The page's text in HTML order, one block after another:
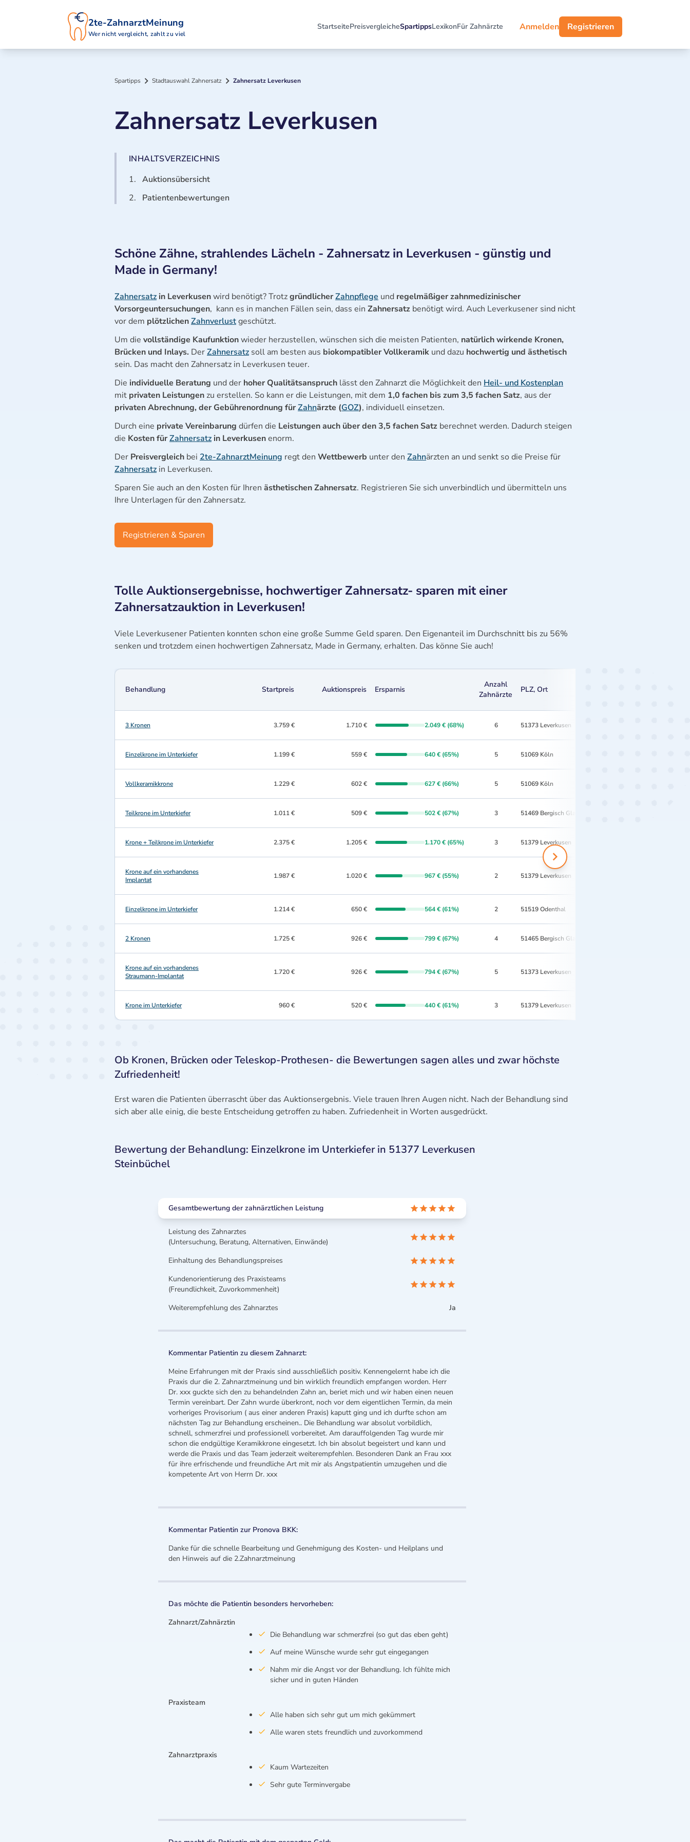
2te-ZahnarztMeinung
Wer nicht vergleicht, zahlt zu viel
StartseitePreisvergleicheSpartippsLexikonFür Zahnärzte Anmelden Registrieren
Spartipps Stadtauswahl Zahnersatz Zahnersatz Leverkusen
Zahnersatz Leverkusen
INHALTSVERZEICHNIS
1. Auktionsübersicht
2.
Patientenbewertungen
Schöne Zähne, strahlendes Lächeln - Zahnersatz in Leverkusen - günstig und
Made in Germany!
Zahnersatz in Leverkusenwird benötigt? TrotzgründlicherZahnpflege und regelmäßiger zahnmedizinischer
Vorsorgeuntersuchungen, kann es in manchen Fällen sein, dass ein Zahnersatz benötigt wird. Auch Leverkusener sind nicht
vor dem plötzlichenZahnverlustgeschützt.
Um die vollständige Kaufunktionwieder herzustellen, wünschen sich die meisten Patienten, natürlich wirkende Kronen,
Brücken und Inlays. DerZahnersatz soll am besten aus biokompatibler Vollkeramik und dazu hochwertig und ästhetisch
sein. Das macht den Zahnersatz in Leverkusen teuer.
Die individuelle Beratung und der hoher Qualitätsanspruch lässt den Zahnarzt die Möglichkeit den Heil- und Kostenplan
mit privaten Leistungen zu erstellen. So kann er die Leistungen, mit dem 1,0 fachen bis zum 3,5 fachen Satz, aus der
privaten Abrechnung, der Gebührenordnung fürZahnärzte (GOZ), individuell einsetzen.
Durch eine private Vereinbarung dürfen die Leistungen auch über den 3,5 fachen Satz berechnet werden. Dadurch steigen
die Kosten fürZahnersatz in Leverkusenenorm.
Der Preisvergleich bei 2te-ZahnarztMeinung regt den Wettbewerb unter den Zahnärzten an und senkt so die Preise für
Zahnersatz in Leverkusen.
Sparen Sie auch an den Kosten für Ihren ästhetischen Zahnersatz. Registrieren Sie sich unverbindlich und übermitteln uns
Ihre Unterlagen für den Zahnersatz.
Registrieren & Sparen
Tolle Auktionsergebnisse, hochwertiger Zahnersatz- sparen mit einer
Zahnersatzauktion in Leverkusen!
Viele Leverkusener Patienten konnten schon eine große Summe Geld sparen. Den Eigenanteil im Durchschnitt bis zu 56%
senken und trotzdem einen hochwertigen Zahnersatz, Made in Germany, erhalten. Das könne Sie auch!
Behandlung Startpreis Auktionspreis Ersparnis
Anzahl
Zahnärzte
PLZ, Ort
3 Kronen 3.759 € 1.710 € 2.049 € (68%) 6 51373 Leverkusen
Einzelkrone im Unterkiefer 1.199 € 559 € 640 € (65%) 5 51069 Köln
Vollkeramikkrone 1.229 € 602 € 627 € (66%) 5 51069 Köln
Teilkrone im Unterkiefer 1.011 € 509 € 502 € (67%) 3 51469 Bergisch Gladbach
Krone + Teilkrone im Unterkiefer 2.375 € 1.205 € 1.170 € (65%) 3 51379 Leverkusen
Krone auf ein vorhandenes
Implantat
1.987 € 1.020 € 967 € (55%) 2 51379 Leverkusen
Einzelkrone im Unterkiefer 1.214 € 650 € 564 € (61%) 2 51519 Odenthal
2 Kronen 1.725 € 926 € 799 € (67%) 4 51465 Bergisch Gladbach
Krone auf ein vorhandenes
Straumann-Implantat
1.720 € 926 € 794 € (67%) 5 51373 Leverkusen
Krone im Unterkiefer 960 € 520 € 440 € (61%) 3 51379 Leverkusen
Ob Kronen, Brücken oder Teleskop-Prothesen- die Bewertungen sagen alles und zwar höchste
Zufriedenheit!
Erst waren die Patienten überrascht über das Auktionsergebnis. Viele trauen Ihren Augen nicht. Nach der Behandlung sind
sich aber alle einig, die beste Entscheidung getroffen zu haben. Zufriedenheit in Worten ausgedrückt.
Bewertung der Behandlung: Einzelkrone im Unterkiefer in 51377 Leverkusen
Steinbüchel
Gesamtbewertung der zahnärztlichen Leistung
Leistung des Zahnarztes
(Untersuchung, Beratung, Alternativen, Einwände)
Einhaltung des Behandlungspreises
Kundenorientierung des Praxisteams
(Freundlichkeit, Zuvorkommenheit)
Weiterempfehlung des Zahnarztes
Ja
Kommentar Patientin zu diesem Zahnarzt:
Meine Erfahrungen mit der Praxis sind ausschließlich positiv. Kennengelernt habe ich die
Praxis dur die 2. Zahnarztmeinung und bin wirklich freundlich empfangen worden. Herr
Dr. xxx guckte sich den zu behandelnden Zahn an, beriet mich und wir haben einen neuen
Termin vereinbart. Der Zahn wurde überkront, noch vor dem eigentlichen Termin, da mein
vorheriges Provisorium ( aus einer anderen Praxis) kaputt ging und ich durfte schon am
nächsten Tag zur Behandlung erscheinen.. Die Behandlung war absolut vorbildlich,
schnell, schmerzfrei und professionell vorbereitet. Am darauffolgenden Tag wurde mir
schon die endgültige Keramikkrone eingesetzt. Ich bin absolut begeistert und kann und
werde die Praxis und das Team jederzeit weiterempfehlen. Besonderen Dank an Frau xxx
für ihre erfrischende und freundliche Art mit mir als Angstpatientin umzugehen und die
kompetente Art von Herrn Dr. xxx
Kommentar Patientin zur Pronova BKK:
Danke für die schnelle Bearbeitung und Genehmigung des Kosten- und Heilplans und
den Hinweis auf die 2.Zahnarztmeinung
Das möchte die Patientin besonders hervorheben:
Zahnarzt/Zahnärztin
Die Behandlung war schmerzfrei (so gut das eben geht)
Auf meine Wünsche wurde sehr gut eingegangen
Nahm mir die Angst vor der Behandlung. Ich fühlte mich
sicher und in guten Händen
Praxisteam
Alle haben sich sehr gut um mich gekümmert
Alle waren stets freundlich und zuvorkommend
Zahnarztpraxis
Kaum Wartezeiten
Sehr gute Terminvergabe